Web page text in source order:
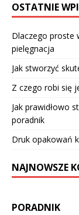
OSTATNIE
Dlaczego proste
pielęgnacja
Jak stworzyć
Z czego robi się
Jak prawidłowo
poradnik
Druk opakowań
NAJNOWSZE
PORADNIK